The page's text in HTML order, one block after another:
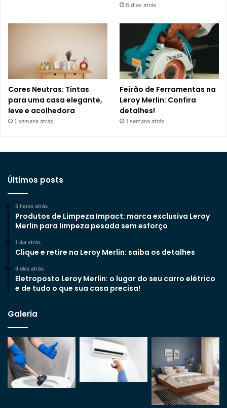
6 dias atrás
Cores Neutras: Tintas
para uma casa elegante,
leve e acolhedora
1 semana atrás
Feirão de Ferramentas na
Leroy Merlin: Confira
detalhes!
1 semana atrás
Últimos posts
5 horas atrás
Produtos de Limpeza Impact: marca exclusiva Leroy
Merlin para limpeza pesada sem esforço
1 dia atrás
Clique e retire na Leroy Merlin: saiba os detalhes
6 dias atrás
Eletroposto Leroy Merlin: o lugar do seu carro elétrico
e de tudo o que sua casa precisa!
Galeria